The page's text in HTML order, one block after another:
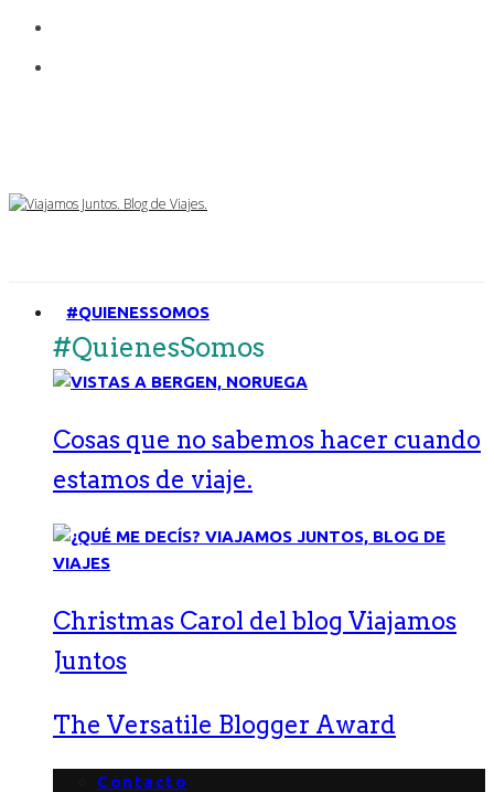
#QUIENESSOMOS
#QuienesSomos
Cosas que no sabemos hacer cuando
estamos de viaje.
Christmas Carol del blog Viajamos
Juntos
The Versatile Blogger Award
Contacto